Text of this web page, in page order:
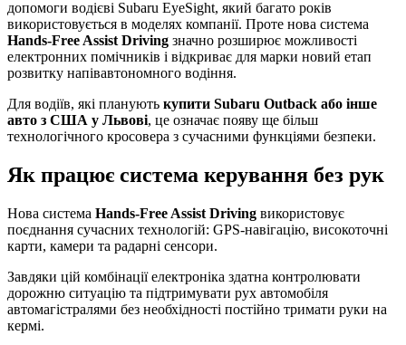
допомоги водієві Subaru EyeSight, який багато років
використовується в моделях компанії. Проте нова система
Hands-Free Assist Driving значно розширює можливості
електронних помічників і відкриває для марки новий етап
розвитку напівавтономного водіння.
Для водіїв, які планують купити Subaru Outback або інше
авто з США у Львові, це означає появу ще більш
технологічного кросовера з сучасними функціями безпеки.
Як працює система керування без рук
Нова система Hands-Free Assist Driving використовує
поєднання сучасних технологій: GPS-навігацію, високоточні
карти, камери та радарні сенсори.
Завдяки цій комбінації електроніка здатна контролювати
дорожню ситуацію та підтримувати рух автомобіля
автомагістралями без необхідності постійно тримати руки на
кермі.